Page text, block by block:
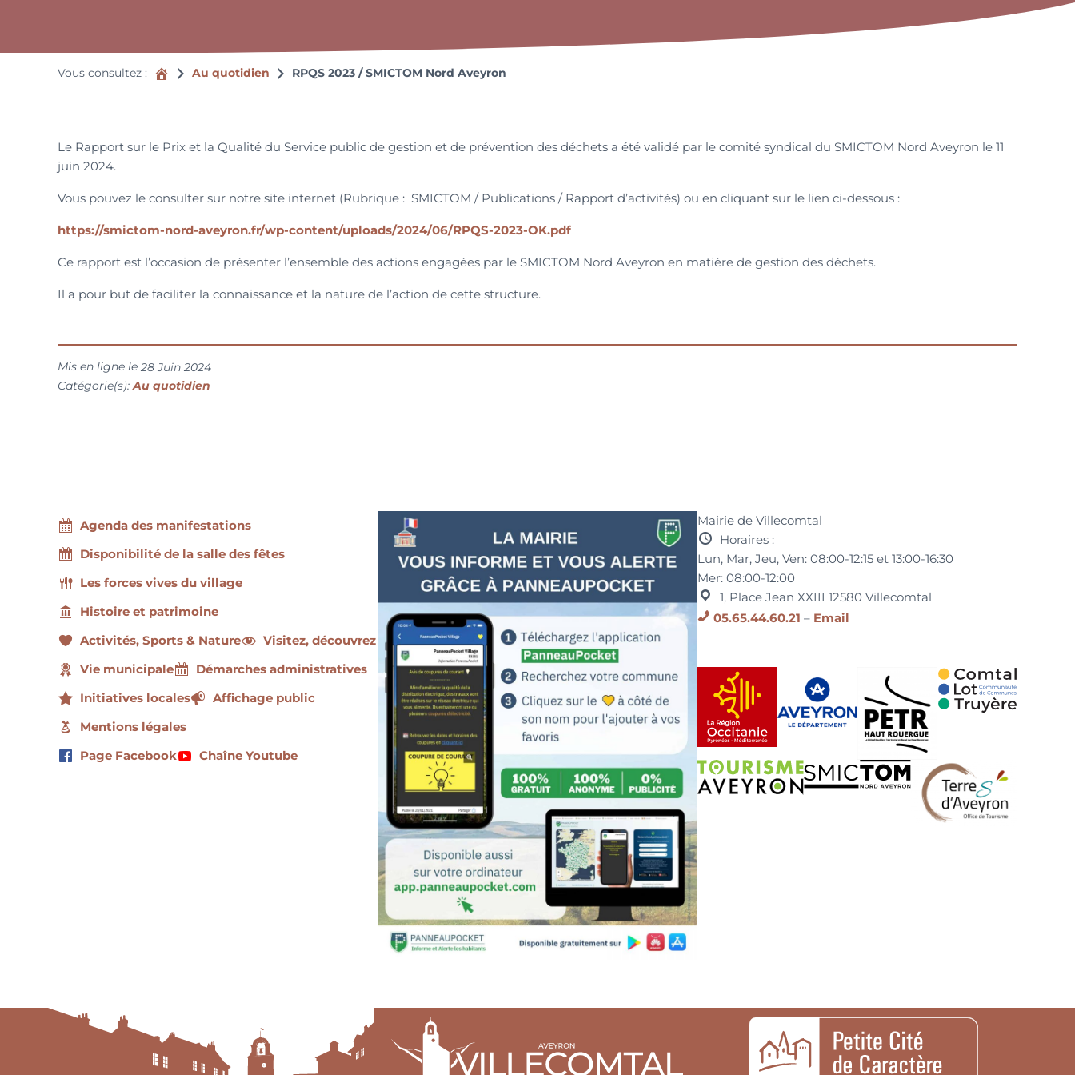
Vous consultez : AccueilAu quotidien RPQS 2023 / SMICTOM Nord Aveyron
Le Rapport sur le Prix et la Qualité du Service public de gestion et de prévention des déchets a été validé par le comité syndical du SMICTOM Nord Aveyron le 11
juin 2024.
Vous pouvez le consulter sur notre site internet (Rubrique : SMICTOM / Publications / Rapport d’activités) ou en cliquant sur le lien ci-dessous :
https://smictom-nord-aveyron.fr/wp-content/uploads/2024/06/RPQS-2023-OK.pdf
Ce rapport est l’occasion de présenter l’ensemble des actions engagées par le SMICTOM Nord Aveyron en matière de gestion des déchets.
Il a pour but de faciliter la connaissance et la nature de l’action de cette structure.
Mis en ligne le 28 Juin 2024
Catégorie(s):Au quotidien
Agenda des manifestations
Disponibilité de la salle des fêtes
Les forces vives du village
Histoire et patrimoine
Activités, Sports & Nature
Visitez, découvrez
Vie municipale
Démarches administratives
Initiatives locales
Affichage public
Mentions légales
Page Facebook
Chaîne Youtube
Mairie de Villecomtal
Horaires :
Lun, Mar, Jeu, Ven: 08:00-12:15 et 13:00-16:30
Mer: 08:00-12:00
1, Place Jean XXIII 12580 Villecomtal
05.65.44.60.21 – Email